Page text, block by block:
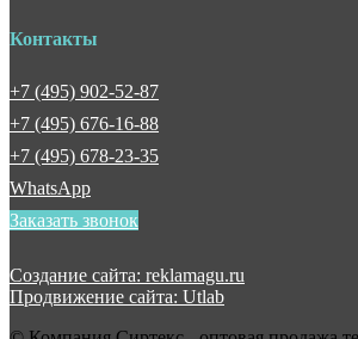
Контакты
+7 (495) 902-52-87
+7 (495) 676-16-88
+7 (495) 678-23-35
WhatsApp
Заказать звонок
Создание сайта: reklamagu.ru
Продвижение сайта: Utlab